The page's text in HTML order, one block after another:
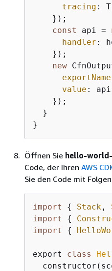
tracing :
    });
const
api =
handler :
    });
new
exportName
value :
    });
  }
}
Öffnen Sie hello-
Code, der Ihren AWS
Sie den Code mit
import { Stack ,
import
{
import
{
export class